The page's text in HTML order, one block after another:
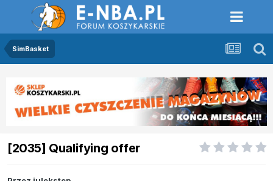
SimBasket
[2035] Qualifying offer